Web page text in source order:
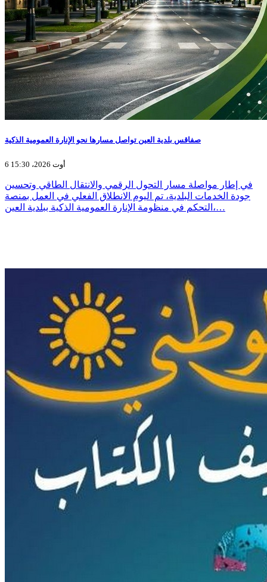
صفاقس بلدية العين تواصل مسارها نحو الإنارة العمومية الذكية
6 أوت 2026، 15:30
في إطار مواصلة مسار التحول الرقمي والانتقال الطاقي وتحسين
جودة الخدمات البلدية، تم اليوم الانطلاق الفعلي في العمل بمنصة
التحكم في منظومة الإنارة العمومية الذكية ببلدية العين،…